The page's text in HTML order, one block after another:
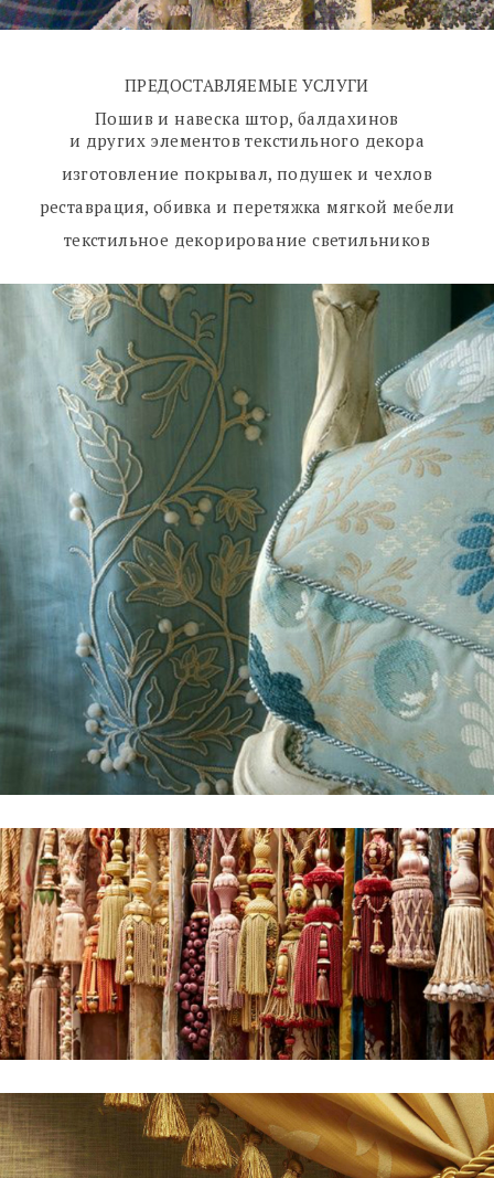
ПРЕДОСТАВЛЯЕМЫЕ УСЛУГИ
Пошив и навеска штор, балдахинов
и других элементов текстильного декора
изготовление покрывал, подушек и чехлов
реставрация, обивка и перетяжка мягкой мебели
текстильное декорирование светильников